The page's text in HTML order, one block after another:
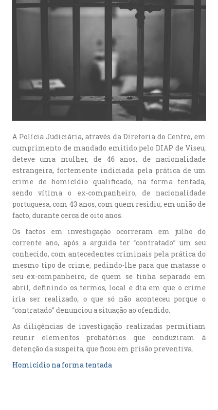
A Polícia Judiciária, através da Diretoria do Centro, em
cumprimento de mandado emitido pelo DIAP de Viseu,
deteve uma mulher, de 46 anos, de nacionalidade
estrangeira, fortemente indiciada pela prática de um
crime de homicídio qualificado, na forma tentada,
sendo vítima o ex-companheiro, de nacionalidade
portuguesa, com 43 anos, com quem residiu, em união de
facto, durante cerca de oito anos.
Os factos em investigação ocorreram em julho do
corrente ano, após a arguida ter “contratado” um seu
conhecido, com antecedentes criminais pela prática do
mesmo tipo de crime, pedindo-lhe para que matasse o
seu ex-companheiro, de quem se tinha separado em
abril, definindo os termos, local e dia em que o crime
iria ser realizado, o que só não aconteceu porque o
“contratado” denunciou a situação ao ofendido.
As diligências de investigação realizadas permitiam
reunir elementos probatórios que conduziram à
detenção da suspeita, que ficou em prisão preventiva.
Homicídio na forma tentada